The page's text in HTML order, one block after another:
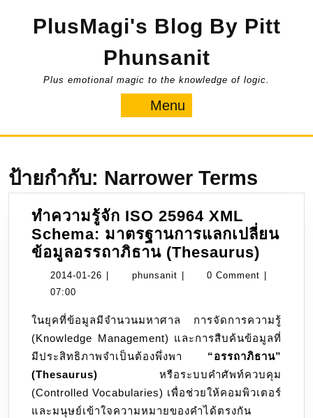
PlusMagi's Blog By Pitt
Phunsanit
Plus emotional magic to the knowledge of logic.
Menu
ป้ายกำกับ: Narrower Terms
ทำความรู้จัก ISO 25964 XML
Schema: มาตรฐานการแลกเปลี่ยน
ข้อมูลอรรถาภิธาน (Thesaurus)
รู้จัก
XML
มาตรฐ
การ
แลก
2014-01-26 2014- phunsanit phunsanit0 Comment
07:00
ในยุคที่ข้อมูลมีจำนวนมหาศาล การจัดการความรู้
(Knowledge Management) และการสืบค้นข้อมูลที่
มีประสิทธิภาพจำเป็นต้องพึ่งพา “อรรถาภิธาน”
(Thesaurus) หรือระบบคำศัพท์ควบคุม
(Controlled Vocabularies) เพื่อช่วยให้คอมพิวเตอร์
และมนุษย์เข้าใจความหมายของคำได้ตรงกัน